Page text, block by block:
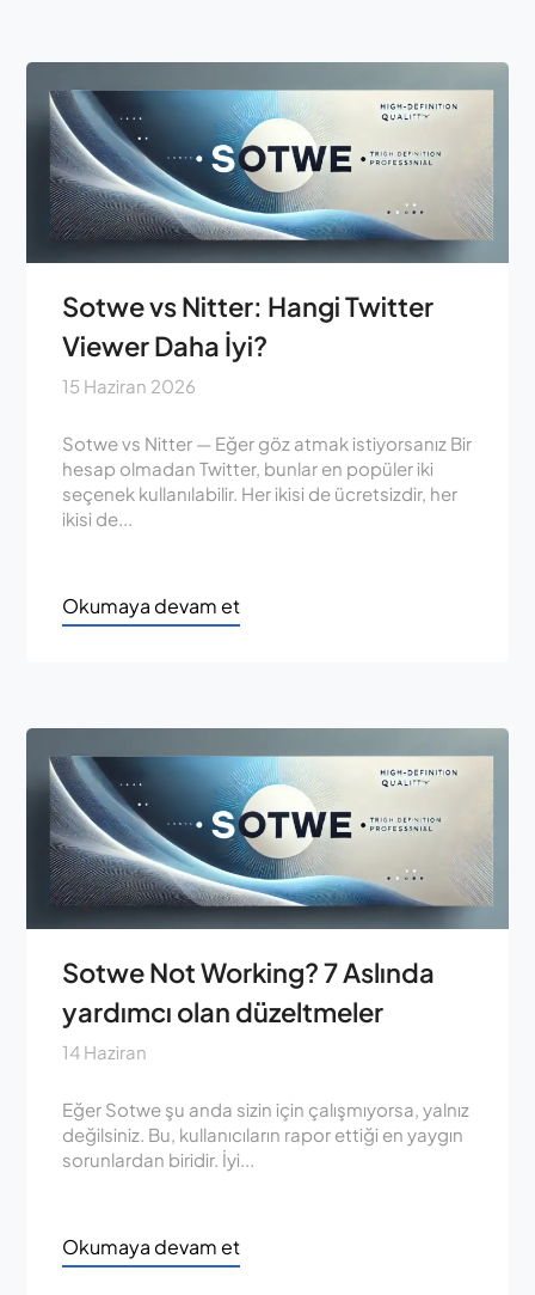
Sotwe vs Nitter: Hangi Twitter
Viewer Daha İyi?
15 Haziran 2026
Sotwe vs Nitter — Eğer göz atmak istiyorsanız Bir
hesap olmadan Twitter, bunlar en popüler iki
seçenek kullanılabilir. Her ikisi de ücretsizdir, her
ikisi de...
Okumaya devam et
Sotwe Not Working? 7 Aslında
yardımcı olan düzeltmeler
14 Haziran
Eğer Sotwe şu anda sizin için çalışmıyorsa, yalnız
değilsiniz. Bu, kullanıcıların rapor ettiği en yaygın
sorunlardan biridir. İyi...
Okumaya devam et